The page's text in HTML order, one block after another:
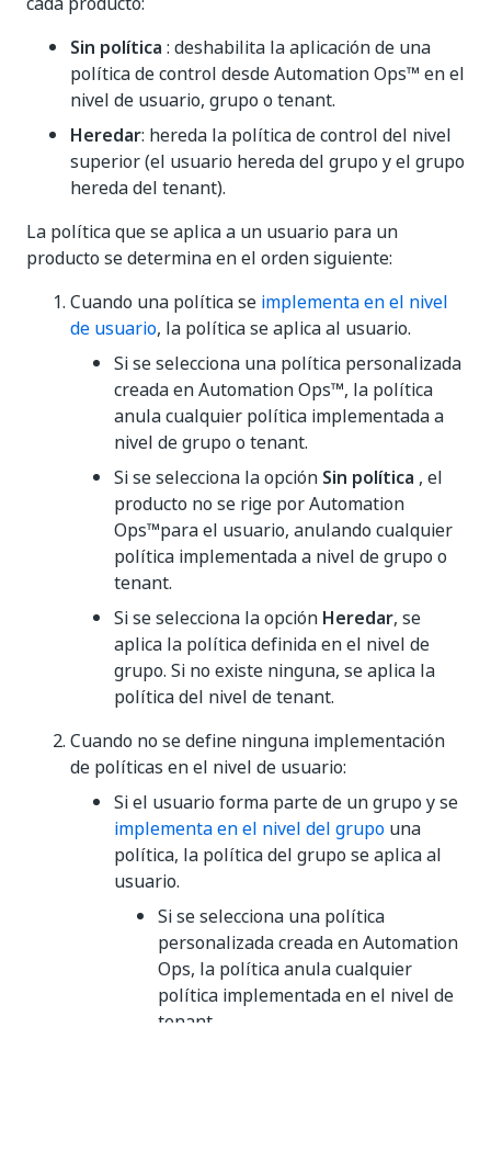
Sin política : deshabilita la aplicación de una
política de control desde Automation Ops™ en el
nivel de usuario, grupo o tenant.
Heredar: hereda la política de control del nivel
superior (el usuario hereda del grupo y el grupo
hereda del tenant).
La política que se aplica a un usuario para un
producto se determina en el orden siguiente:
Cuando una política se implementa en el nivel
de usuario, la política se aplica al usuario.
Si se selecciona una política personalizada
creada en Automation Ops™, la política
anula cualquier política implementada a
nivel de grupo o tenant.
Si se selecciona la opción Sin política , el
producto no se rige por Automation
Ops™para el usuario, anulando cualquier
política implementada a nivel de grupo o
tenant.
Si se selecciona la opción Heredar, se
aplica la política definida en el nivel de
grupo. Si no existe ninguna, se aplica la
política del nivel de tenant.
Cuando no se define ninguna implementación
de políticas en el nivel de usuario:
Si el usuario forma parte de un grupo y se
implementa en el nivel del grupo una
política, la política del grupo se aplica al
usuario.
Si se selecciona una política
personalizada creada en Automation
Ops, la política anula cualquier
política implementada en el nivel de
tenant.